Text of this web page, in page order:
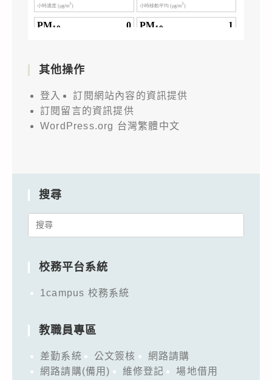
其他操作
登入
訂閱網站內容的資訊提供
訂閱留言的資訊提供
WordPress.org 台灣繁體中文
搜尋
Search
校務平台系統
1campus 校務系統
教職員專區
差勤系統 公文簽核
網路請購
網路請購(備用)
維修登記
場地借用